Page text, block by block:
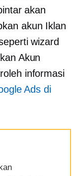
akan
akun Iklan
wizard
Akun
informasi
Ads di